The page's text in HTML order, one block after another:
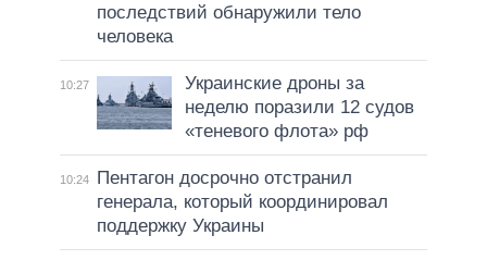
последствий обнаружили тело
человека
10:27
Украинские дроны за
неделю поразили 12 судов
«теневого флота» рф
10:24
Пентагон досрочно отстранил
генерала, который координировал
поддержку Украины